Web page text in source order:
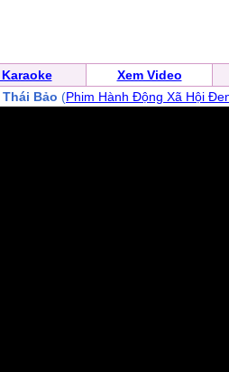
Karaoke Xem Video
Thái Bảo (Phim Hành Động Xã Hội